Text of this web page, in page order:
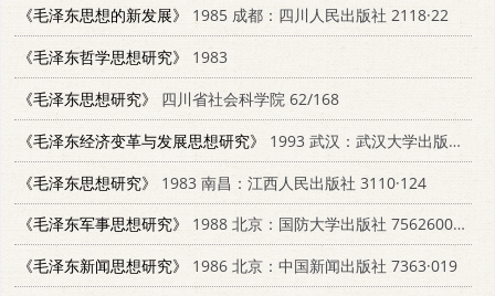
《毛泽东思想的新发展》
1985 成都：四川人民出版社 2118·22
《毛泽东哲学思想研究》
1983
《毛泽东思想研究》
四川省社会科学院 62/168
《毛泽东经济变革与发展思想研究》
1993 武汉：武汉大学出版社 730701582X
《毛泽东思想研究》
1983 南昌：江西人民出版社 3110·124
《毛泽东军事思想研究》
1988 北京：国防大学出版社 7562600392
《毛泽东新闻思想研究》
1986 北京：中国新闻出版社 7363·019